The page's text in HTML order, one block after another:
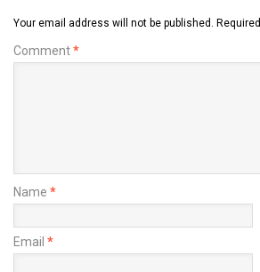
Your email address will not be published.
Comment*
Name *
Email *